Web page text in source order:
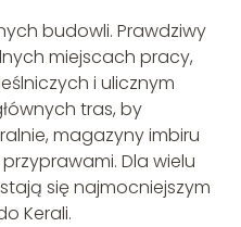
budowli. Prawdziwy
miejscach pracy,
i ulicznym
tras, by
magazyny imbiru
Dla wielu
się najmocniejszym
Kerali.